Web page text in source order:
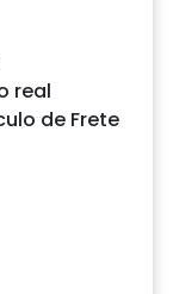
real
de Frete